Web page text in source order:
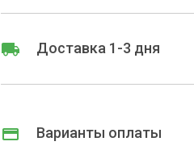
Доставка 1-3 дня
Варианты оплаты